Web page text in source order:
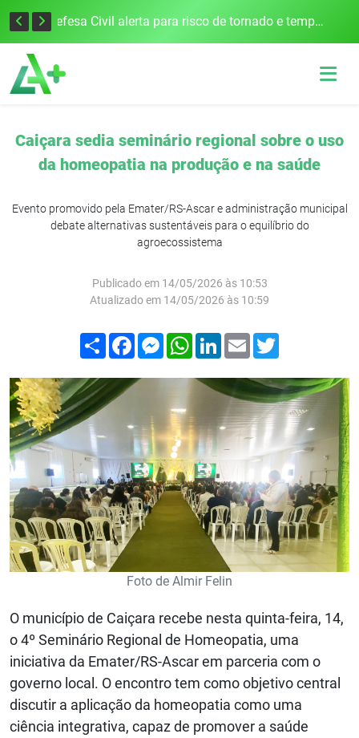
Justiça Eleitoral intensifica preparativos e faz alertas para as Eleições 2026 na 94ª Zona Eleitoral Defesa Civil alerta para risco de tornado e tempestades severas no RS entre esta quinta e sexta-feira
Caiçara sedia seminário regional sobre o uso
da homeopatia na produção e na saúde
Evento promovido pela Emater/RS-Ascar e administração municipal
debate alternativas sustentáveis para o equilíbrio do
agroecossistema
Publicado em 14/05/2026 às 10:53
Atualizado em 14/05/2026 às 10:59
Compartilhar
FacebookMessenger
WhatsApp
LinkedIn
Email
Foto de Almir Felin
O município de Caiçara recebe nesta quinta-feira, 14,
o 4º Seminário Regional de Homeopatia, uma
iniciativa da Emater/RS-Ascar em parceria com o
governo local. O encontro tem como objetivo central
discutir a aplicação da homeopatia como uma
ciência integrativa, capaz de promover a saúde